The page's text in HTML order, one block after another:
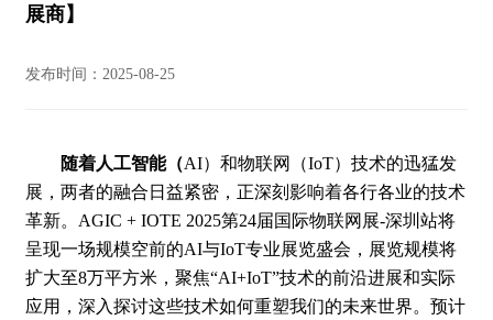
展商】
发布时间：2025-08-25
随着人工智能（AI）和物联网（IoT）技术的迅猛发
展，两者的融合日益紧密，正深刻影响着各行各业的技术
革新。AGIC + IOTE 2025第24届国际物联网展-深圳站将
呈现一场规模空前的AI与IoT专业展览盛会，展览规模将
扩大至8万平方米，聚焦“AI+IoT”技术的前沿进展和实际
应用，深入探讨这些技术如何重塑我们的未来世界。预计